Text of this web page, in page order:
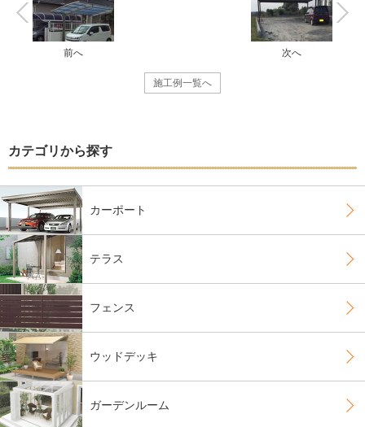
施工例一覧へ
前へ 次へ
カテゴリから探す
カーポート
テラス
フェンス
ウッドデッキ
ガーデンルーム